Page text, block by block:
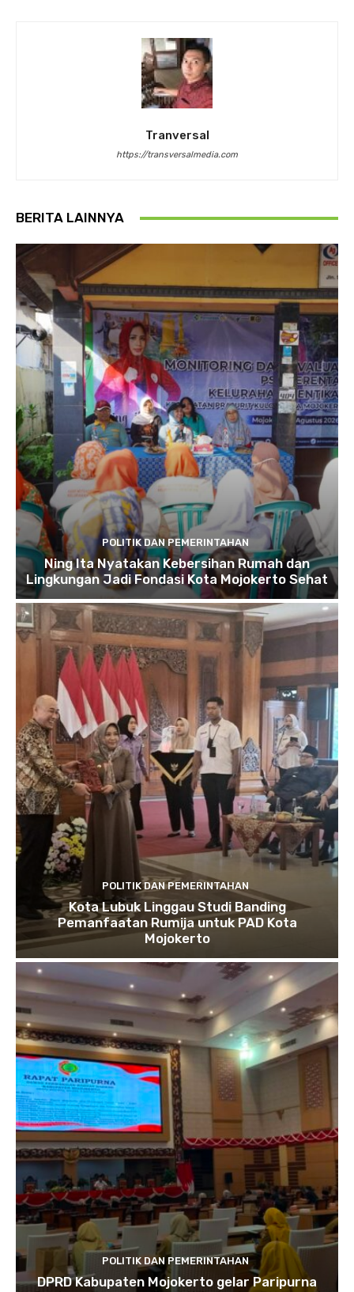
Tranversal
https://transversalmedia.com
BERITA LAINNYA
POLITIK DAN PEMERINTAHAN
Ning Ita Nyatakan Kebersihan Rumah dan
Lingkungan Jadi Fondasi Kota Mojokerto Sehat
POLITIK DAN PEMERINTAHAN
Kota Lubuk Linggau Studi Banding
Pemanfaatan Rumija untuk PAD Kota
Mojokerto
POLITIK DAN PEMERINTAHAN
DPRD Kabupaten Mojokerto gelar Paripurna